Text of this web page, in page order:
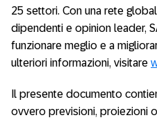
25 settori. Con una rete
dipendenti e opinion leader,
funzionare meglio e a
ulteriori informazioni, visitare
Il presente documento
ovvero previsioni, proiezioni